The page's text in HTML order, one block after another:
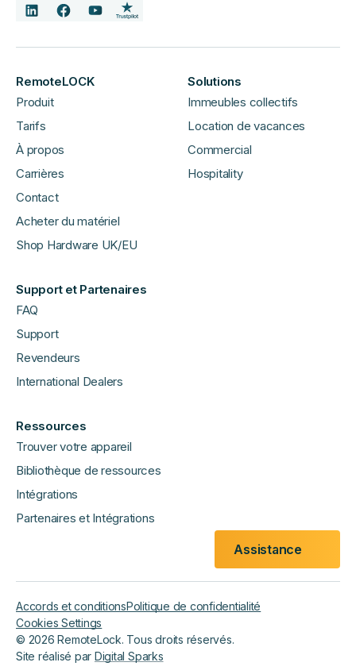
RemoteLOCK
Produit
Tarifs
À propos
Carrières
Contact
Acheter du matériel
Shop Hardware UK/EU
Solutions
Immeubles collectifs
Location de vacances
Commercial
Hospitality
Support et Partenaires
FAQ
Support
Revendeurs
International Dealers
Ressources
Trouver votre appareil
Bibliothèque de ressources
Intégrations
Partenaires et Intégrations
Assistance
© 2026 RemoteLock. Tous droits réservés.
Accords et conditionsPolitique de confidentialité
Cookies Settings
Site réalisé par Digital Sparks